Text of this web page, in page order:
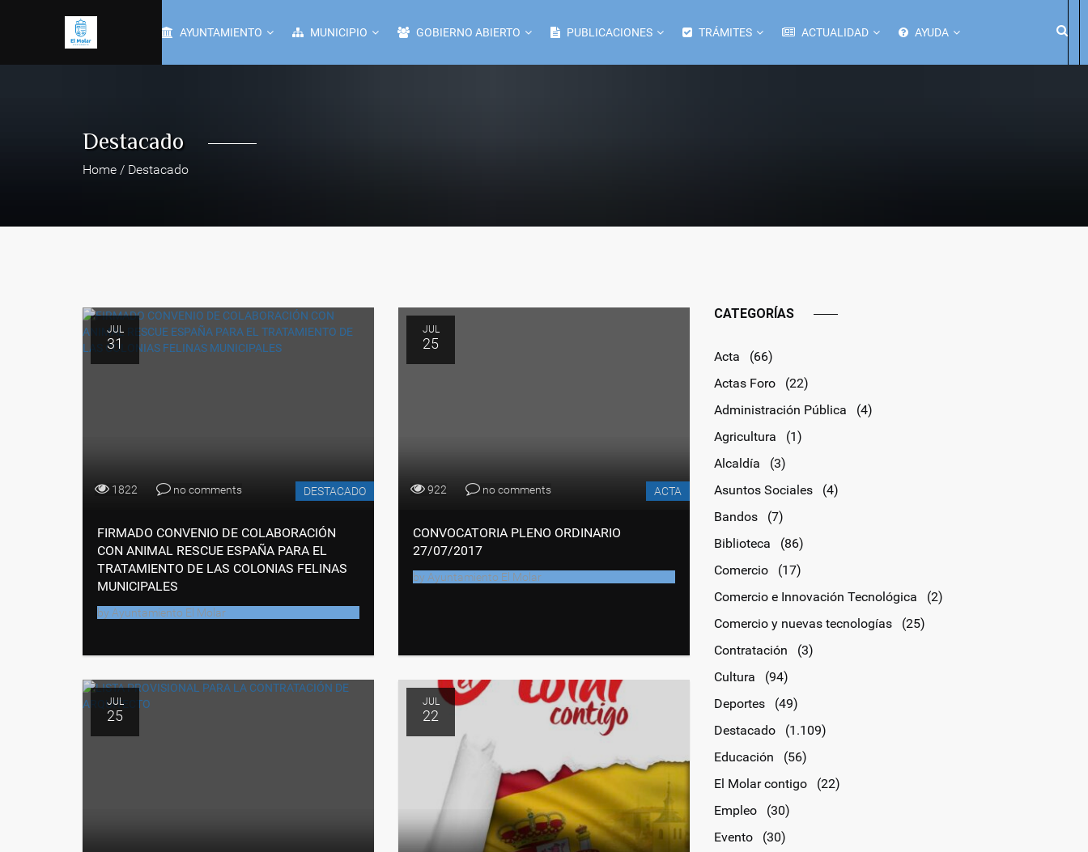
AYUNTAMIENTO MUNICIPIO GOBIERNO ABIERTO PUBLICACIONES TRÁMITES ACTUALIDAD AYUDA
Destacado
Home / Destacado
JUL
31
1822 no comments DESTACADO
FIRMADO CONVENIO DE COLABORACIÓN
CON ANIMAL RESCUE ESPAÑA PARA EL
TRATAMIENTO DE LAS COLONIAS FELINAS
MUNICIPALES
by Ayuntamiento El Molar
JUL
25
922 no comments ACTA
CONVOCATORIA PLENO ORDINARIO
27/07/2017
by Ayuntamiento El Molar
JUL
25
JUL
22
CATEGORÍAS
Acta
(66)
Actas Foro
(22)
Administración Pública
(4)
Agricultura
(1)
Alcaldía
(3)
Asuntos Sociales
(4)
Bandos
(7)
Biblioteca
(86)
Comercio
(17)
Comercio e Innovación Tecnológica
(2)
Comercio y nuevas tecnologías
(25)
Contratación
(3)
Cultura
(94)
Deportes
(49)
Destacado
(1.109)
Educación
(56)
El Molar contigo
(22)
Empleo
(30)
Evento
(30)